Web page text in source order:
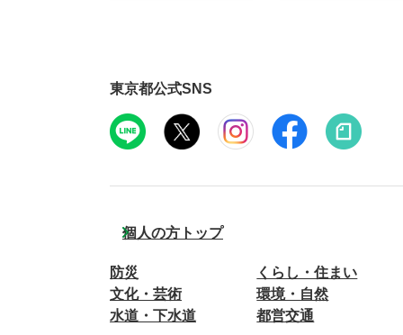
東京都公式SNS
個人の方トップ
防災
くらし・住まい
文化・芸術
環境・自然
水道・下水道
都営交通